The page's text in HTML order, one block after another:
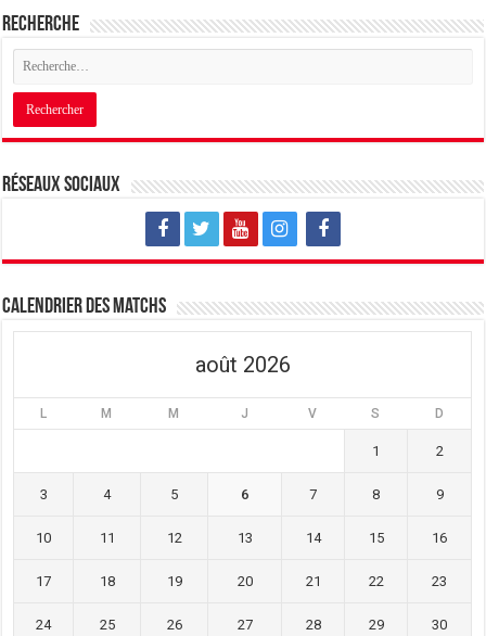
Recherche
Réseaux sociaux
Calendrier des matchs
août 2026
L M M J V S D
1 2
3 4 5 6 7 8 9
10 11 12 13 14 15 16
17 18 19 20 21 22 23
24 25 26 27 28 29 30